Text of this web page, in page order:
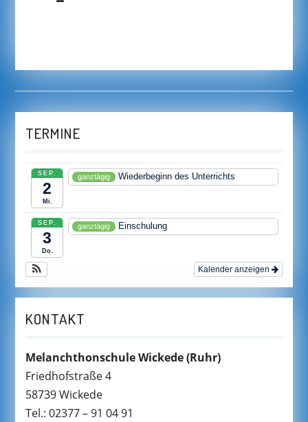
TERMINE
SEP.
2
Mi.
ganztägig Wiederbeginn des Unterrichts
SEP.
3
Do.
ganztägig Einschulung
Kalender anzeigen
KONTAKT
Melanchthonschule Wickede(Ruhr)
Friedhofstraße 4
58739 Wickede
Tel.: 02377 – 91 04 91